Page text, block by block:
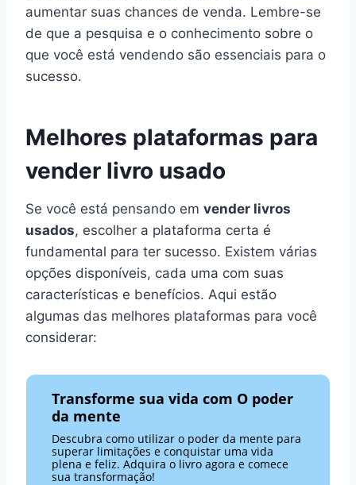
aumentar suas chances de venda. Lembre-se
de que a pesquisa e o conhecimento sobre o
que você está vendendo são essenciais para o
sucesso.
Melhores plataformas para
vender livro usado
Se você está pensando em vender livros
usados, escolher a plataforma certa é
fundamental para ter sucesso. Existem várias
opções disponíveis, cada uma com suas
características e benefícios. Aqui estão
algumas das melhores plataformas para você
considerar:
Transforme sua vida com O poder
da mente
Descubra como utilizar o poder da mente para
superar limitações e conquistar uma vida
plena e feliz. Adquira o livro agora e comece
sua transformação!